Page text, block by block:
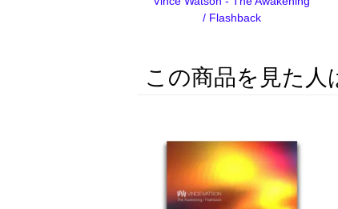
/ Flashback
この商品を見た